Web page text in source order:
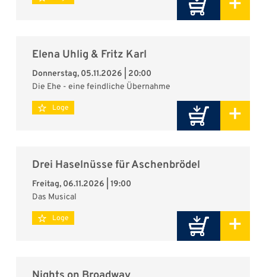
Elena Uhlig & Fritz Karl
Donnerstag, 05.11.2026 | 20:00
Die Ehe - eine feindliche Übernahme
+
Loge
Drei Haselnüsse für Aschenbrödel
Freitag, 06.11.2026 | 19:00
Das Musical
+
Loge